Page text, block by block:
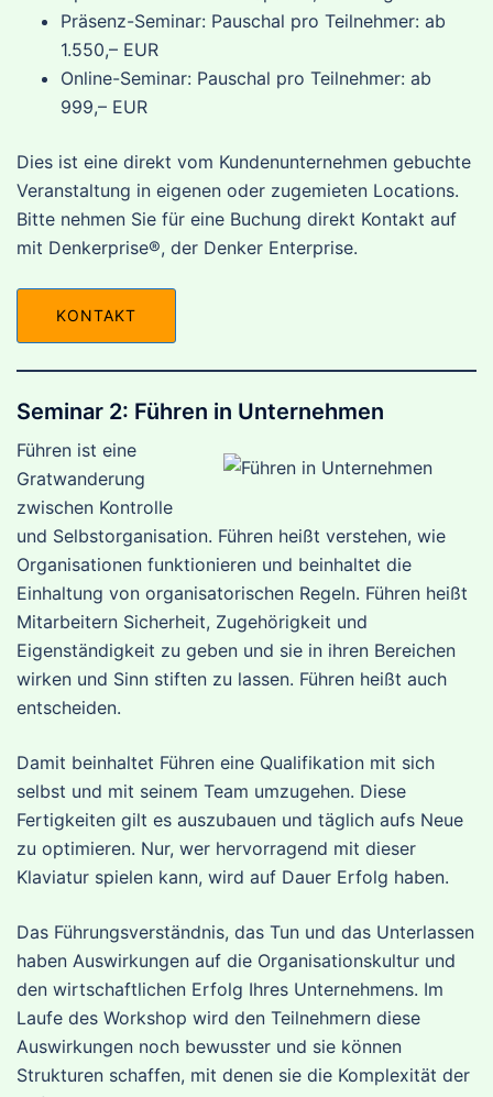
Präsenz-Seminar: Pauschal pro Teilnehmer: ab
1.550,– EUR
Online-Seminar: Pauschal pro Teilnehmer: ab
999,– EUR
Dies ist eine direkt vom Kundenunternehmen gebuchte
Veranstaltung in eigenen oder zugemieten Locations.
Bitte nehmen Sie für eine Buchung direkt Kontakt auf
mit Denkerprise®, der Denker Enterprise.
KONTAKT
Seminar 2: Führen in Unternehmen
Führen ist eine
Gratwanderung
zwischen Kontrolle
und Selbstorganisation. Führen heißt verstehen, wie
Organisationen funktionieren und beinhaltet die
Einhaltung von organisatorischen Regeln. Führen heißt
Mitarbeitern Sicherheit, Zugehörigkeit und
Eigenständigkeit zu geben und sie in ihren Bereichen
wirken und Sinn stiften zu lassen. Führen heißt auch
entscheiden.
Damit beinhaltet Führen eine Qualifikation mit sich
selbst und mit seinem Team umzugehen. Diese
Fertigkeiten gilt es auszubauen und täglich aufs Neue
zu optimieren. Nur, wer hervorragend mit dieser
Klaviatur spielen kann, wird auf Dauer Erfolg haben.
Das Führungsverständnis, das Tun und das Unterlassen
haben Auswirkungen auf die Organisationskultur und
den wirtschaftlichen Erfolg Ihres Unternehmens. Im
Laufe des Workshop wird den Teilnehmern diese
Auswirkungen noch bewusster und sie können
Strukturen schaffen, mit denen sie die Komplexität der